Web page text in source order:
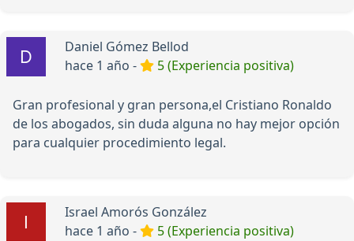
Daniel Gómez Bellod
hace 1 año -
5 (Experiencia positiva)
Gran profesional y gran persona,el Cristiano Ronaldo
de los abogados, sin duda alguna no hay mejor opción
para cualquier procedimiento legal.
Israel Amorós González
hace 1 año -
5 (Experiencia positiva)